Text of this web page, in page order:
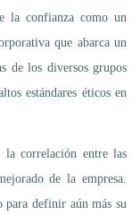
la confianza como un
que abarca un
de los diversos grupos
estándares éticos en
la correlación entre las
de la empresa.
para definir aún más su